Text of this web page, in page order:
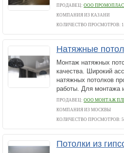
ПРОДАВЕЦ: ООО
КОМПАНИЯ ИЗ КАЗАНИ
КОЛИЧЕСТВО ПРОСМОТРОВ:
Натяжные
Монтаж натяжных
качества. Широкий
натяжных потолков
работы. Для монтажа
ПРОДАВЕЦ: ООО МОНТАЖ
КОМПАНИЯ ИЗ МОСКВЫ
КОЛИЧЕСТВО ПРОСМОТРОВ:
Потолки из